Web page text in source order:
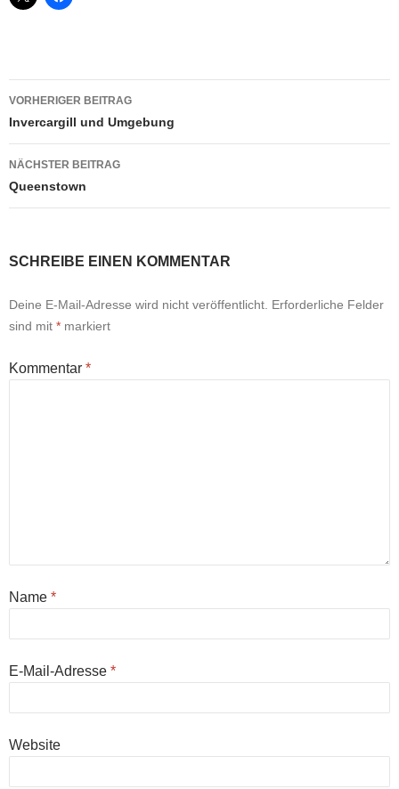
Beitragsnavigation
VORHERIGER BEITRAG
Invercargill und Umgebung
NÄCHSTER BEITRAG
Queenstown
SCHREIBE EINEN KOMMENTAR
Deine E-Mail-Adresse wird nicht veröffentlicht. Erforderliche Felder
sind mit * markiert
Kommentar *
Name *
E-Mail-Adresse *
Website